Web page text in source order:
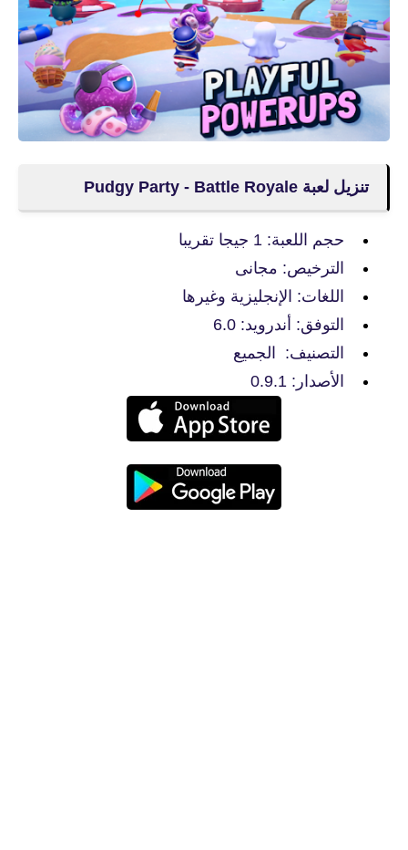
تنزيل لعبة Pudgy Party - Battle Royale
حجم اللعبة: 1 جيجا تقريبا
الترخيص: مجانى
اللغات: الإنجليزية وغيرها
التوفق: أندرويد: 6.0
التصنيف: الجميع
الأصدار: 0.9.1